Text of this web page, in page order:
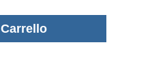
Carrello